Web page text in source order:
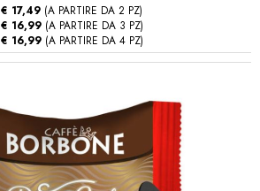
€ 17,49 (A PARTIRE DA 2 PZ)
€ 16,99(A PARTIRE DA 3 PZ)
€ 16,99(A PARTIRE DA 4 PZ)